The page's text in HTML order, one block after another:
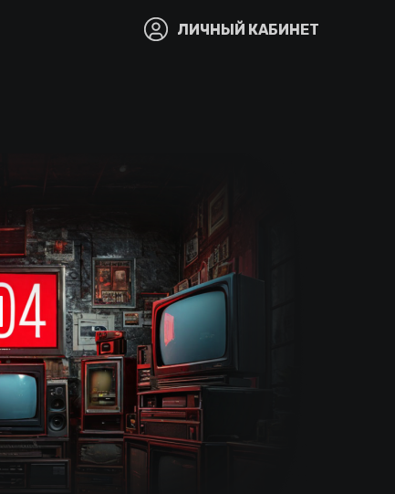
ЛИЧНЫЙ КАБИНЕТ